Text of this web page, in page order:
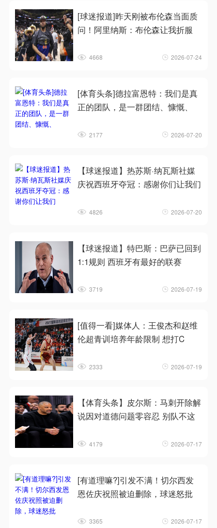
[球迷报道]昨天刚被布伦森当面质
问！阿里纳斯：布伦森让我折服
4668 2026-07-24
[体育头条]德拉富恩特：我们是真
正的团队，是一群团结、慷慨、
2177 2026-07-20
【球迷报道】热苏斯·纳瓦斯社媒
庆祝西班牙夺冠：感谢你们让我们
4826 2026-07-20
【球迷报道】特巴斯：巴萨已回到
1:1规则 西班牙有最好的联赛
3719 2026-07-19
[值得一看]媒体人：王俊杰和赵维
伦超青训培养年龄限制 想打C
2333 2026-07-19
【体育头条】皮尔斯：马刺开除解
说因对道德问题零容忍 别队不这
4179 2026-07-17
[有道理嘛?]引发不满！切尔西发
恩佐庆祝照被迫删除，球迷怒批
3365 2026-07-17